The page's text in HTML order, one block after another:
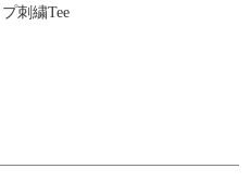
刺繍Tee